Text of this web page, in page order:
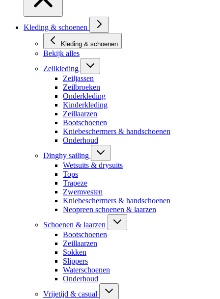
Kleding & schoenen
Kleding & schoenen
Bekijk alles
Zeilkleding
Zeiljassen
Zeilbroeken
Onderkleding
Kinderkleding
Zeillaarzen
Bootschoenen
Kniebeschermers & handschoenen
Onderhoud
Dinghy sailing
Wetsuits & drysuits
Tops
Trapeze
Zwemvesten
Kniebeschermers & handschoenen
Neopreen schoenen & laarzen
Schoenen & laarzen
Bootschoenen
Zeillaarzen
Sokken
Slippers
Waterschoenen
Onderhoud
Vrijetijd & casual